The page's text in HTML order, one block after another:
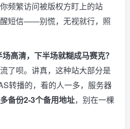
频繁访问被版权方盯上的站
短信——别慌，无视就行，照
高清，下半场就糊成马赛克？
了呗。讲真，这种站大部分是
转播的，看的人一多，服务器
备份2-3个备用地址，别在一棵